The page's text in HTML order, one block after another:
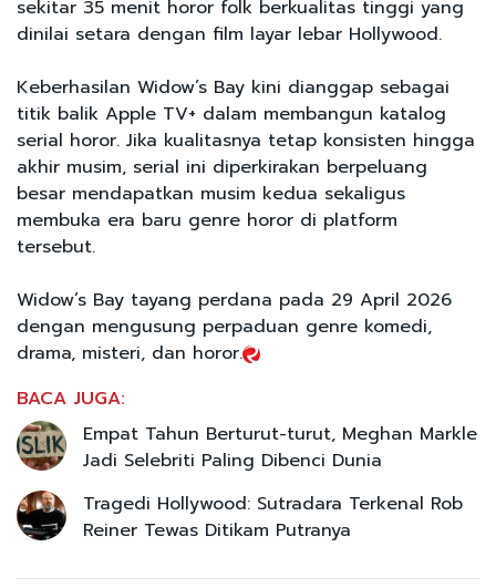
sekitar 35 menit horor folk berkualitas tinggi yang
dinilai setara dengan film layar lebar Hollywood.
Keberhasilan Widow’s Bay kini dianggap sebagai
titik balik Apple TV+ dalam membangun katalog
serial horor. Jika kualitasnya tetap konsisten hingga
akhir musim, serial ini diperkirakan berpeluang
besar mendapatkan musim kedua sekaligus
membuka era baru genre horor di platform
tersebut.
Widow’s Bay tayang perdana pada 29 April 2026
dengan mengusung perpaduan genre komedi,
drama, misteri, dan horor.
BACA JUGA:
Empat Tahun Berturut-turut, Meghan Markle
Jadi Selebriti Paling Dibenci Dunia
Tragedi Hollywood: Sutradara Terkenal Rob
Reiner Tewas Ditikam Putranya